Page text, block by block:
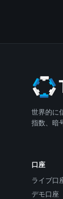
世界的に
指数、暗
口座
ライブ口
デモ口座